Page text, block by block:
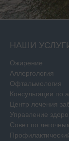
НАШИ
Ожирение
Аллергология
Офтальмология
Консультации по
Центр лечения
Управление
Совет по